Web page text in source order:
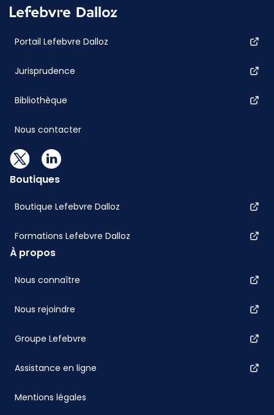
Portail Lefebvre Dalloz
Jurisprudence
Bibliothèque
Nous contacter
Boutiques
Boutique Lefebvre Dalloz
Formations Lefebvre Dalloz
À propos
Nous connaître
Nous rejoindre
Groupe Lefebvre
Assistance en ligne
Mentions légales